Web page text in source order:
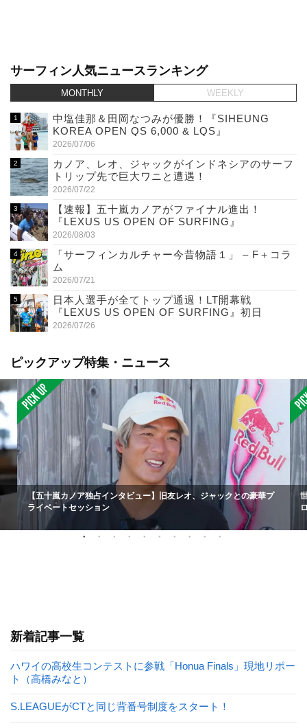
サーフィン人気ニュースランキング
MONTHLY WEEKLY
中塩佳那＆田岡なつみが優勝！『SIHEUNG
KOREA OPEN QS 6,000 & LQS』
2026/07/06
カノア、レオ、ジャックがインドネシアのサーフ
トリップ先で巨大ワニと遭遇！
2026/07/22
【速報】五十嵐カノアがファイナル進出！
『LEXUS US OPEN OF SURFING』
2026/08/03
「サーフィンカルチャー今昔物語１」 – F＋コラ
ム
2026/07/21
日本人選手が全てトップ通過！LT開幕戦
『LEXUS US OPEN OF SURFING』初日
2026/07/26
ピックアップ特集・ニュース
【五十嵐カノア独占インタビュー】旧友レオ、ジャックとの豪華プ
ライベートセッション
新着記事一覧
ハワイの高校生コンテストに参戦「Honua Finals」現地リポー
ト（高橋みなと）
S.LEAGUEがCTと同じ背番号制度をスタート！